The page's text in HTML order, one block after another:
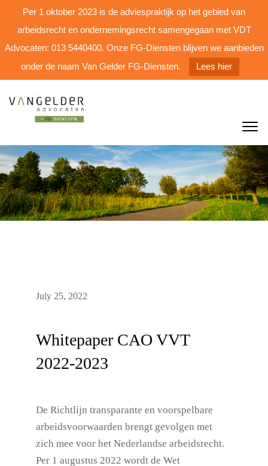
Per 1 oktober 2023 is de adviespraktijk op het gebied van
arbeidsrecht en ondernemingsrecht samengegaan met VDT
Advocaten: 013 5440400. Onze FG-Diensten blijven we aanbieden
onder de naam Van Gelder FG-Diensten.
Lees hier
July 25, 2022
Whitepaper CAO VVT
2022-2023
De Richtlijn transparante en voorspelbare
arbeidsvoorwaarden brengt gevolgen met
zich mee voor het Nederlandse arbeidsrecht.
Per 1 augustus 2022 wordt de Wet